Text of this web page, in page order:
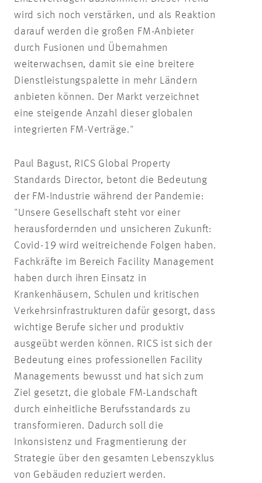
wird sich noch verstärken, und als Reaktion
darauf werden die großen FM-Anbieter
durch Fusionen und Übernahmen
weiterwachsen, damit sie eine breitere
Dienstleistungspalette in mehr Ländern
anbieten können. Der Markt verzeichnet
eine steigende Anzahl dieser globalen
integrierten FM-Verträge."
Paul Bagust, RICS Global Property
Standards Director, betont die Bedeutung
der FM-Industrie während der Pandemie:
"Unsere Gesellschaft steht vor einer
herausfordernden und unsicheren Zukunft:
Covid-19 wird weitreichende Folgen haben.
Fachkräfte im Bereich Facility Management
haben durch ihren Einsatz in
Krankenhäusern, Schulen und kritischen
Verkehrsinfrastrukturen dafür gesorgt, dass
wichtige Berufe sicher und produktiv
ausgeübt werden können. RICS ist sich der
Bedeutung eines professionellen Facility
Managements bewusst und hat sich zum
Ziel gesetzt, die globale FM-Landschaft
durch einheitliche Berufsstandards zu
transformieren. Dadurch soll die
Inkonsistenz und Fragmentierung der
Strategie über den gesamten Lebenszyklus
von Gebäuden reduziert werden.